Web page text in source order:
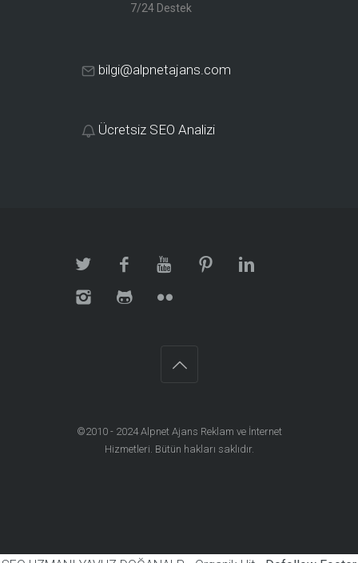
7/24 Destek
bilgi@alpnetajans.com
Ücretsiz SEO Analizi
©2010 - 2024Alpnet Ajans Reklam ve İnternet
Hizmetleri . Bütün hakları saklıdır.